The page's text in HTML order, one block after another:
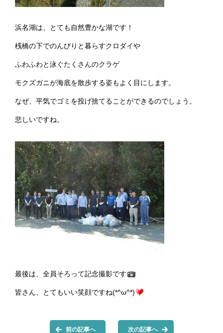
浜名湖は、とても自然豊かな湖です！
桟橋の下でのんびりと暮らすクロダイや
ふわふわと泳ぐたくさんのクラゲ
モクズガニが海底を散歩する姿もよく目にします。
なぜ、平気でゴミを投げ捨てることができるのでしょう。
悲しいですね。
最後は、全員そろって記念撮影です
皆さん、とてもいい笑顔ですね(*^ω^*)
前の記事へ 次の記事へ